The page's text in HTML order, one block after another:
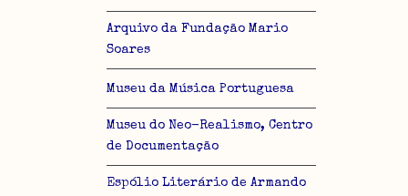
Arquivo da Fundação Mario
Soares
Museu da Música Portuguesa
Museu do Neo-Realismo, Centro
de Documentação
Espólio Literário de Armando